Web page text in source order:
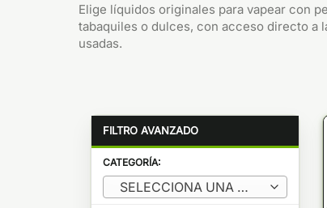
Elige líquidos originales para vapear con
tabaquiles o dulces, con acceso directo a
usadas.
CATEGORÍA:
SELECCIONA UNA CATEGORÍA